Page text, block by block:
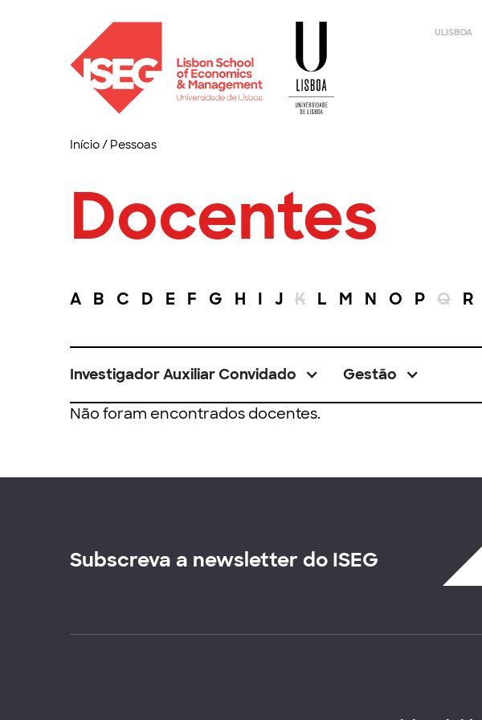
ULISBOA
Início/ Pessoas
Docentes
A B C D E F G H I J K L M N O P Q R
Investigador Auxiliar Convidado Gestão
Não foram encontrados docentes.
Subscreva a newsletter do ISEG